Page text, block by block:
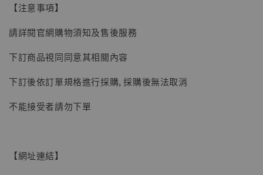
【注意事項】
請詳閱官網購物須知及售後服務
下訂商品視同同意其相關內容
下訂後依訂單規格進行採購, 採購後無法取消
不能接受者請勿下單
【網址連結】